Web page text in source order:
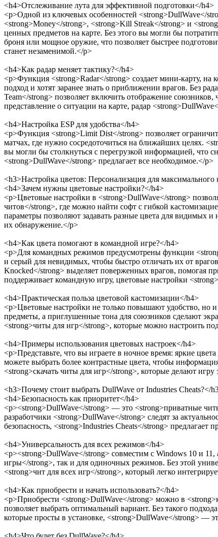
<h4>Отслеживание лута для эффективной подготовки</h4>
<p>Одной из ключевых особенностей <strong>DullWave</
<strong>Money</strong>, <strong>Kill Streak</strong> и
ценных предметов на карте. Без этого вы могли бы
броня или мощное оружие, что позволяет быстрее
станет незаменимой.</p>
<h4>Как радар меняет тактику?</h4>
<p>Функция <strong>Radar</strong> создает мини-карту,
подход и хотят заранее знать о приближении врагов. Без
Team</strong> позволяет включить отображение
представление о ситуации на карте, радар
<h4>Настройка ESP для удобства</h4>
<p>Функция <strong>Limit Dist</strong> позволяет
матчах, где нужно сосредоточиться на ближайших целях.
вы могли бы столкнуться с перегрузкой информацией, что
<strong>DullWave</strong> предлагает все необходимое.</p>
<h3>Настройка цветов: Персонализация для максимального
<h4>Зачем нужны цветовые настройки?</h4>
<p>Цветовые настройки в <strong>DullWave</strong>
читов</strong>, где можно найти софт с гибкой
параметры позволяют задавать разные цвета для видимых
их обнаружение.</p>
<h4>Как цвета помогают в командной игре?</h4>
<p>Для командных режимов предусмотрены функции
и серый для невидимых, чтобы быстро отличать их от
Knocked</strong> выделяет поверженных врагов, помогая
поддерживает командную игру, цветовые настройки
<h4>Практическая польза цветовой кастомизации</h4>
<p>Цветовые настройки не только повышают удобство, но
предметы, а приглушенные тона для союзников сделают
<strong>читы для игр</strong>, которые можно настроить
<h4>Примеры использования цветовых настроек</h4>
<p>Представьте, что вы играете в ночное время: яркие
можете выбрать более контрастные цвета, чтобы
<strong>скачать читы для игр</strong>, которые делают
<h3>Почему стоит выбрать DullWave от Industries Cheats?</
<h4>Безопасность как приоритет</h4>
<p><strong>DullWave</strong> — это <strong>приватные
разработчики <strong>DullWave</strong> следят за
безопасность, <strong>Industries Cheats</strong>
<h4>Универсальность для всех режимов</h4>
<p><strong>DullWave</strong> совместим с Windows 10 и
игры</strong>, так и для одиночных режимов. Без этой
<strong>чит для всех игр</strong>, который легко
<h4>Как приобрести и начать использовать?</h4>
<p>Приобрести <strong>DullWave</strong> можно в
позволяет выбрать оптимальный вариант. Без такого
которые просты в установке, <strong>DullWave</strong> —